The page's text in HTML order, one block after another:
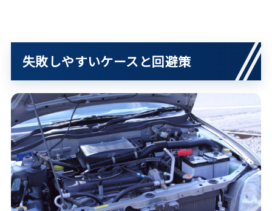
失敗しやすいケースと回避策